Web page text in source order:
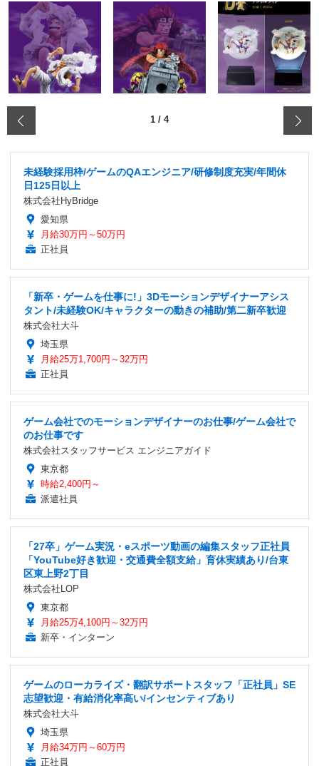
1 / 4
未経験採用枠/ゲームのQAエンジニア/研修制度充実/年間休
日125日以上
株式会社HyBridge
愛知県
月給30万円～50万円
正社員
「新卒・ゲームを仕事に!」3Dモーションデザイナーアシス
タント/未経験OK/キャラクターの動きの補助/第二新卒歓迎
株式会社大斗
埼玉県
月給25万1,700円～32万円
正社員
ゲーム会社でのモーションデザイナーのお仕事/ゲーム会社で
のお仕事です
株式会社スタッフサービス エンジニアガイド
東京都
時給2,400円～
派遣社員
「27卒」ゲーム実況・eスポーツ動画の編集スタッフ正社員
「YouTube好き歓迎・交通費全額支給」育休実績あり/台東
区東上野2丁目
株式会社LOP
東京都
月給25万4,100円～32万円
新卒・インターン
ゲームのローカライズ・翻訳サポートスタッフ「正社員」SE
志望歓迎・有給消化率高い/インセンティブあり
株式会社大斗
埼玉県
月給34万円～60万円
正社員